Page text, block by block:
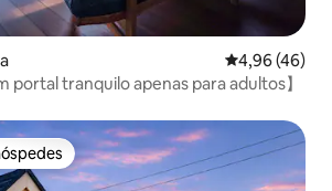
4,96 de uma
4,96 (46)
portal tranquilo apenas para adultos】
preferidos dos hóspedes